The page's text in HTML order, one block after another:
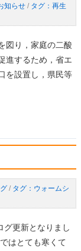
知らせ/
再生
図り，家庭の二酸
進するため，省エ
を設置し，県民等
/
ウォームシ
グ更新となりまし
はとても寒くて